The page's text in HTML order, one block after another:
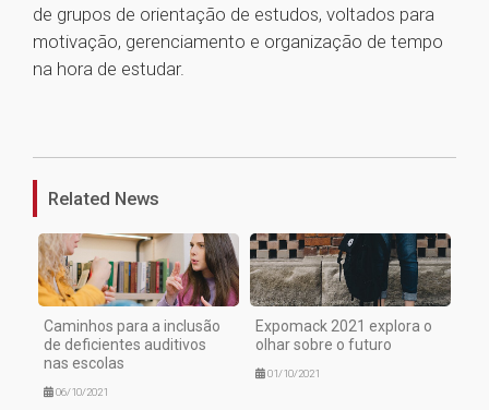
de grupos de orientação de estudos, voltados para
motivação, gerenciamento e organização de tempo
na hora de estudar.
Related News
Caminhos para a inclusão
de deficientes auditivos
nas escolas
06/10/2021
Expomack 2021 explora o
olhar sobre o futuro
01/10/2021